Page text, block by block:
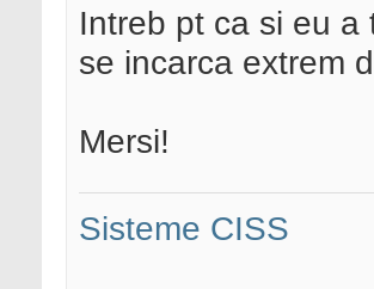
Intreb pt ca si eu a
se incarca extrem
Mersi!
Sisteme CISS